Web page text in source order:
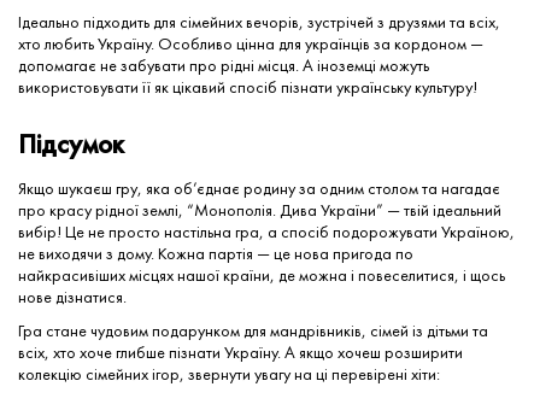
Ідеально підходить для сімейних вечорів, зустрічей з друзями та всіх,
хто любить Україну. Особливо цінна для українців за кордоном —
допомагає не забувати про рідні місця. А іноземці можуть
використовувати її як цікавий спосіб пізнати українську культуру!
Підсумок
Якщо шукаєш гру, яка об’єднає родину за одним столом та нагадає
про красу рідної землі, “Монополія. Дива України” — твій ідеальний
вибір! Це не просто настільна гра, а спосіб подорожувати Україною,
не виходячи з дому. Кожна партія — це нова пригода по
найкрасивіших місцях нашої країни, де можна і повеселитися, і щось
нове дізнатися.
Гра стане чудовим подарунком для мандрівників, сімей із дітьми та
всіх, хто хоче глибше пізнати Україну. А якщо хочеш розширити
колекцію сімейних ігор, звернути увагу на ці перевірені хіти: